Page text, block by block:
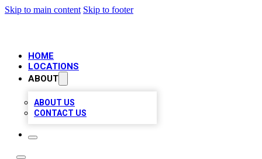
Skip to main content Skip to footer
HOME
LOCATIONS
ABOUT
ABOUT US
CONTACT US